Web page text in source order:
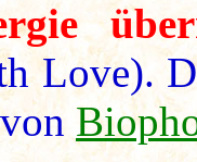
Love).